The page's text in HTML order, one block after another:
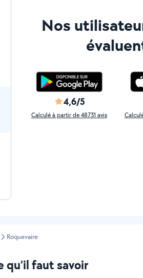
Nos
4,6/5
Calculé à partir de 48731 avis
Roquevaire
qu’il faut savoir